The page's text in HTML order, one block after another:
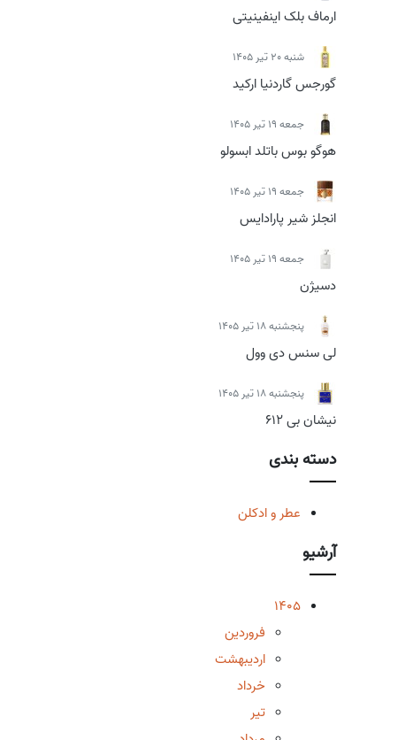
ارماف بلک اینفینیتی
شنبه 20 تیر 1405
گورجس گاردنیا ارکید
جمعه 19 تیر 1405
هوگو بوس باتلد ابسولو
جمعه 19 تیر 1405
انجلز شیر پارادایس
جمعه 19 تیر 1405
دسیژن
پنجشنبه 18 تیر 1405
لی سنس دی وول
پنجشنبه 18 تیر 1405
نیشان بی 612
دسته بندی
عطر و ادکلن
آرشیو
1405
فروردین
اردیبهشت
خرداد
تیر